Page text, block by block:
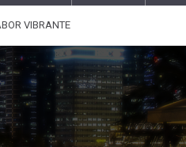
VIBRANTE